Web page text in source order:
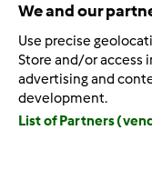
Riso
Polpette
1104
We and our
Use precise
Store and/or access
advertising and
development.
List of Partners